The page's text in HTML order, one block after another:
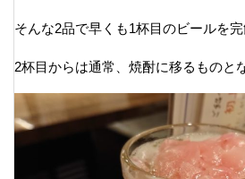
そんな2品で早くも1杯目のビールを完
2杯目からは通常、焼酎に移るものと